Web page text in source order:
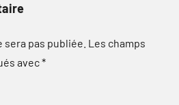
pas publiée. Les champs
avec*